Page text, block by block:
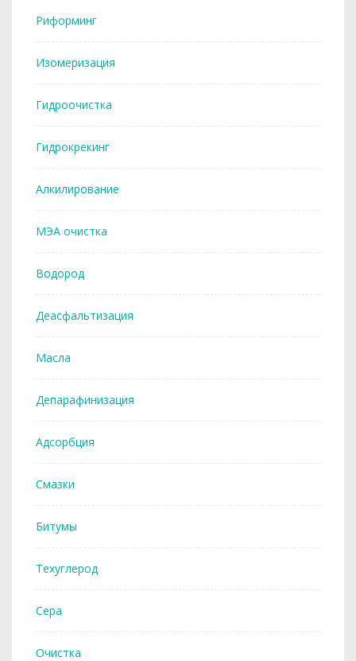
Риформинг
Изомеризация
Гидроочистка
Гидрокрекинг
Алкилирование
МЭА очистка
Водород
Деасфальтизация
Масла
Депарафинизация
Адсорбция
Смазки
Битумы
Техуглерод
Сера
Очистка